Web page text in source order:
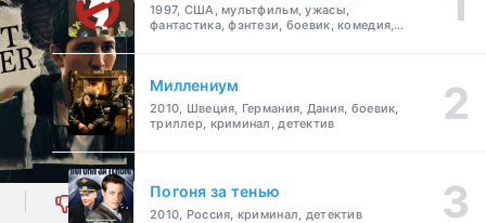
0
1997, США, мультфильм, ужасы,
фантастика, фэнтези, боевик, комедия,
Миллениум
2010, Швеция, Германия, Дания, боевик,
триллер, криминал, детектив
Погоня за тенью
2010, Россия, криминал, детектив